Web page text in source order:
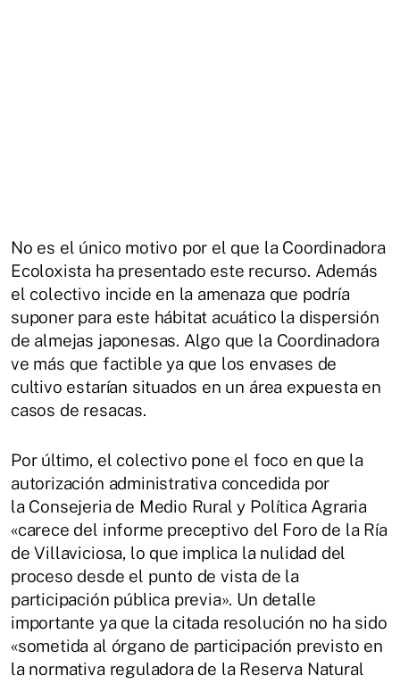
No es el único motivo por el que la Coordinadora
Ecoloxista ha presentado este recurso. Además
el colectivo incide en la amenaza que podría
suponer para este hábitat acuático la dispersión
de almejas japonesas. Algo que la Coordinadora
ve más que factible ya que los envases de
cultivo estarían situados en un área expuesta en
casos de resacas.
Por último, el colectivo pone el foco en que la
autorización administrativa concedida por
la Consejeria de Medio Rural y Política Agraria
«carece del informe preceptivo del Foro de la Ría
de Villaviciosa, lo que implica la nulidad del
proceso desde el punto de vista de la
participación pública previa». Un detalle
importante ya que la citada resolución no ha sido
«sometida al órgano de participación previsto en
la normativa reguladora de la Reserva Natural